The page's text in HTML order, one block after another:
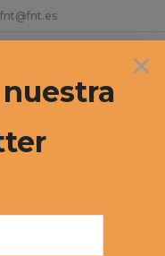
fnt@fnt.es
×